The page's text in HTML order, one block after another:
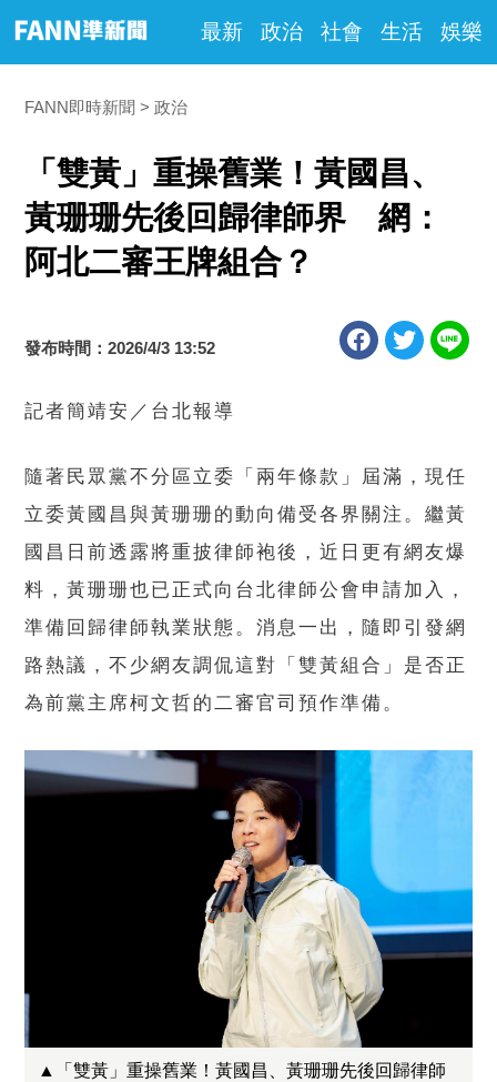
最新 政治 社會 生活 娛樂
FANN即時新聞 政治
「雙黃」重操舊業！黃國昌、
黃珊珊先後回歸律師界 網：
阿北二審王牌組合？
發布時間：2026/4/3 13:52
記者簡靖安／台北報導
隨著民眾黨不分區立委「兩年條款」屆滿，現任
立委黃國昌與黃珊珊的動向備受各界關注。繼黃
國昌日前透露將重披律師袍後，近日更有網友爆
料，黃珊珊也已正式向台北律師公會申請加入，
準備回歸律師執業狀態。消息一出，隨即引發網
路熱議，不少網友調侃這對「雙黃組合」是否正
為前黨主席柯文哲的二審官司預作準備。
▲「雙黃」重操舊業！黃國昌、黃珊珊先後回歸律師